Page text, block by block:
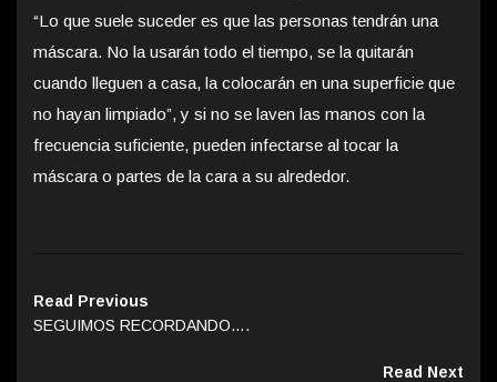
“Lo que suele suceder es que las personas tendrán una
máscara. No la usarán todo el tiempo, se la quitarán
cuando lleguen a casa, la colocarán en una superficie que
no hayan limpiado”, y si no se laven las manos con la
frecuencia suficiente, pueden infectarse al tocar la
máscara o partes de la cara a su alrededor.
Read Previous
SEGUIMOS RECORDANDO….
Read Next